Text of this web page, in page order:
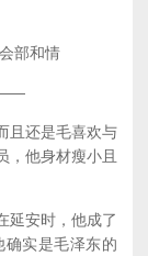
部和情
——
还是毛喜欢与
，他身材瘦小且
安时，他成了
实是毛泽东的